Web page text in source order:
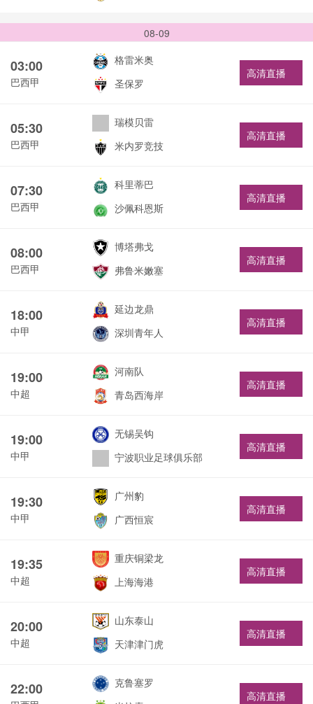
08-09
03:00
巴西甲
格雷米奥
圣保罗
高清直播
05:30
巴西甲
瑞模贝雷
米内罗竞技
高清直播
07:30
巴西甲
科里蒂巴
沙佩科恩斯
高清直播
08:00
巴西甲
博塔弗戈
弗鲁米嫩塞
高清直播
18:00
中甲
延边龙鼎
深圳青年人
高清直播
19:00
中超
河南队
青岛西海岸
高清直播
19:00
中甲
无锡吴钩
宁波职业足球俱乐部
高清直播
19:30
中甲
广州豹
广西恒宸
高清直播
19:35
中超
重庆铜梁龙
上海海港
高清直播
20:00
中超
山东泰山
天津津门虎
高清直播
22:00
克鲁塞罗
高清直播